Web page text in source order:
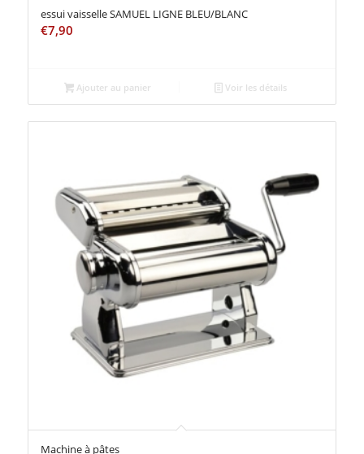
essui vaisselle SAMUEL LIGNE BLEU/BLANC
€7,90
Ajouter au panier Voir les détails
Machine à pâtes